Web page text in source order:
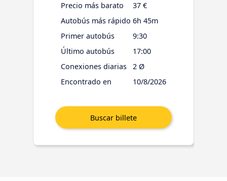
Precio más barato
37 €
Autobús más rápido 6h 45m
Primer autobús
9:30
Último autobús
17:00
Conexiones diarias
2 Ø
Encontrado en
10/8/2026